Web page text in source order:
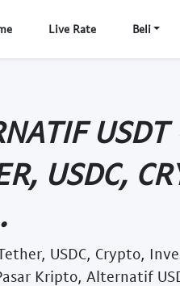
Live Rate Beli
USDC,
USDC, Crypto,
Kripto, Alternatif